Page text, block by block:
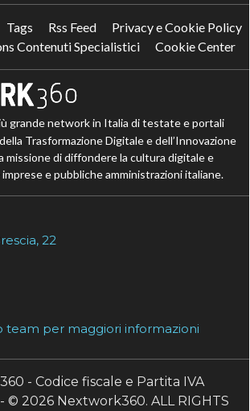
Tags Rss Feed
Privacy e Cookie Policy
Contenuti Specialistici
Cookie Center
grande network in Italia di testate e portali
Trasformazione Digitale e dell’Innovazione
missione di diffondere la cultura digitale e
e pubbliche amministrazioni italiane.
22
team per maggiori informazioni
- Codice fiscale e Partita IVA
© 2026 Nextwork360. ALL RIGHTS